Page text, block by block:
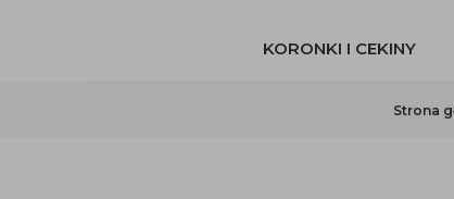
KORONKI I CEKINY
Strona